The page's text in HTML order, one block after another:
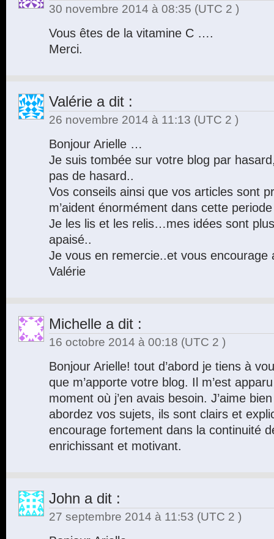
30 novembre 2014 à 08:35 (UTC 2 )
Vous êtes de la vitamine C ….
Merci.
Valérie a dit :
26 novembre 2014 à 11:13 (UTC 2 )
Bonjour Arielle …
Je suis tombée sur votre blog par
pas de hasard..
Vos conseils ainsi que vos articles sont
m’aident énormément dans cette
Je les lis et les relis…mes idées sont
apaisé..
Je vous en remercie..et vous encourage
Valérie
Michelle a dit :
16 octobre 2014 à 00:18 (UTC 2 )
Bonjour Arielle! tout d’abord je tiens à
que m’apporte votre blog. Il m’est
moment où j’en avais besoin. J’aime
abordez vos sujets, ils sont clairs et
encourage fortement dans la continuité
enrichissant et motivant.
John a dit :
27 septembre 2014 à 11:53 (UTC 2 )